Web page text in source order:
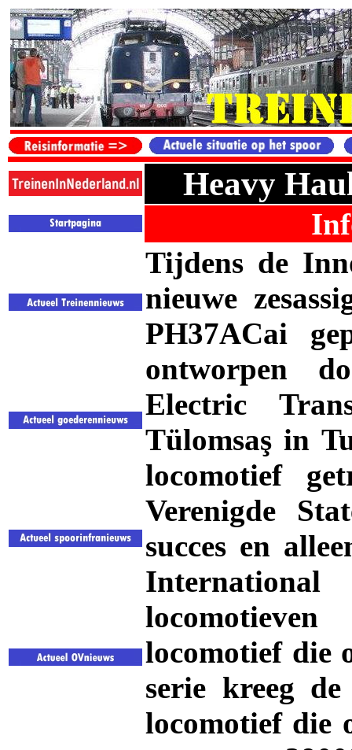
Heavy
Tijdens de
nieuwe
PH37ACai
ontworpen
Electric
Tülomsaş in
locomotief
Verenigde
succes en
locomotief die
serie kreeg
locomotief die